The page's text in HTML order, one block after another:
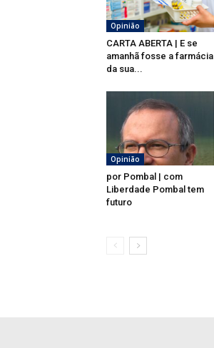
Opinião
CARTA ABERTA | E se
amanhã fosse a farmácia
da sua...
Opinião
por Pombal | com
Liberdade Pombal tem
futuro